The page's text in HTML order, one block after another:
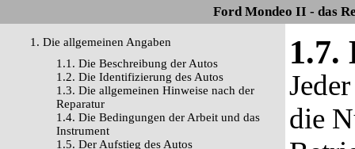
Ford Mondeo II - das
1. Die allgemeinen Angaben
1.1. Die Beschreibung der Autos
1.2. Die Identifizierung des Autos
1.3. Die allgemeinen Hinweise nach der
Reparatur
1.4. Die Bedingungen der Arbeit und das
Instrument
1.5. Der Aufstieg des Autos
1.7.
die